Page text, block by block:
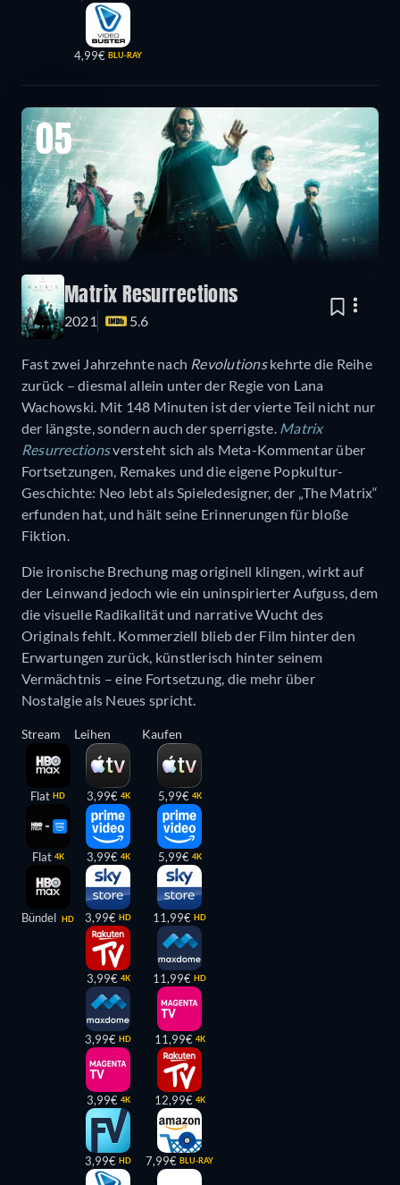
4,99€ BLU-RAY
05
Matrix Resurrections
2021 5.6
Fast zwei Jahrzehnte nach Revolutionskehrte die Reihe
zurück – diesmal allein unter der Regie von Lana
Wachowski. Mit 148 Minuten ist der vierte Teil nicht nur
der längste, sondern auch der sperrigste. Matrix
Resurrectionsversteht sich als Meta-Kommentar über
Fortsetzungen, Remakes und die eigene Popkultur-
Geschichte: Neo lebt als Spieledesigner, der „The Matrix“
erfunden hat, und hält seine Erinnerungen für bloße
Fiktion.
Die ironische Brechung mag originell klingen, wirkt auf
der Leinwand jedoch wie ein uninspirierter Aufguss, dem
die visuelle Radikalität und narrative Wucht des
Originals fehlt. Kommerziell blieb der Film hinter den
Erwartungen zurück, künstlerisch hinter seinem
Vermächtnis – eine Fortsetzung, die mehr über
Nostalgie als Neues spricht.
Stream
Flat HD
Flat 4K
Bündel HD
Leihen
3,99€ 4K
3,99€ 4K
3,99€ HD
3,99€ 4K
3,99€ HD
3,99€ 4K
3,99€ HD
Kaufen
5,99€ 4K
5,99€ 4K
11,99€ HD
11,99€ HD
11,99€ 4K
12,99€ 4K
7,99€ BLU-RAY